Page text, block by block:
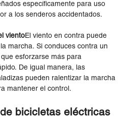
específicamente para uso
a los senderos accidentados.
vientoEl viento en contra puede
marcha. Si conduces contra un
esforzarse más para
De igual manera, las
pueden ralentizar la marcha
mantener el control.
bicicletas eléctricas